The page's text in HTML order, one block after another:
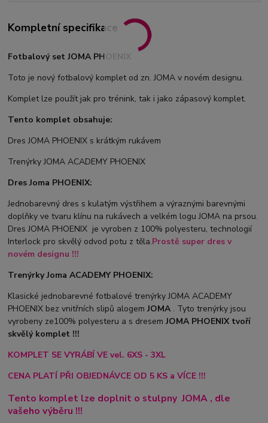
Kompletní specifikace
Fotbalový set JOMA PHOENIX
Toto je nový fotbalový komplet od zn. JOMA v novém designu.
Komplet lze použít jak pro trénink, tak i jako zápasový komplet.
Tento komplet obsahuje:
Dres JOMA PHOENIX s krátkým rukávem
Trenýrky JOMA ACADEMY PHOENIX
Dres Joma PHOENIX:
Jednobarevný dres s kulatým výstřihem a výraznými barevnými
doplňky ve tvaru klínu na rukávech a velkém logu JOMA na prsou.
Dres JOMA PHOENIX je vyroben z 100% polyesteru, technologií
Interlock pro skvělý odvod potu z těla.Prostě super dres v
novém designu !!!
Trenýrky Joma ACADEMY PHOENIX:
Klasické jednobarevné fotbalové trenýrky JOMA ACADEMY
PHOENIX bez vnitřních slipů alogem JOMA . Tyto trenýrky jsou
vyrobeny ze100% polyesteru a s dresemJOMA PHOENIX tvoří
skvělý komplet !!!
KOMPLET SE VYRÁBÍ VE vel. 6XS - 3XL
CENA PLATÍ PŘI OBJEDNÁVCE OD 5 KS a VÍCE !!!
Tento komplet lze doplnit o stulpny JOMA , dle
vašeho výběru !!!